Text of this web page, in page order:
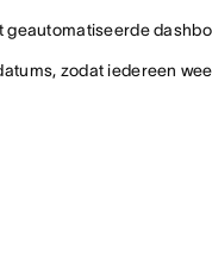
geautomatiseerde
zodat iedereen